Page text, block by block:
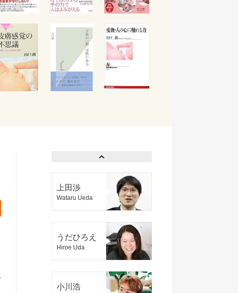
上田渉
Wataru Ueda
うだひろえ
Hiroe Uda
小川浩